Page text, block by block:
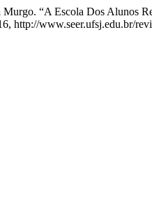
“A Escola Dos Alunos
http://www.seer.ufsj.edu.br/